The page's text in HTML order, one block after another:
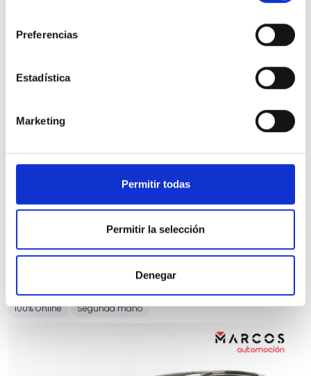
Preferencias
Estadística
Marketing
Permitir todas
Permitir la selección
Denegar
DIG-T 116kW (158CV) mHEV CVT Acenta
Precio al contado: 24.900 €
Ver ficha
100% Online Segunda mano